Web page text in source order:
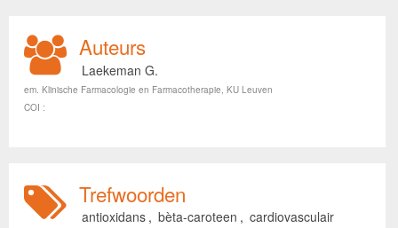
Auteurs
Laekeman G.
em. Klinische Farmacologie en Farmacotherapie, KU Leuven
COI :
Trefwoorden
antioxidans , bèta-caroteen , cardiovasculair